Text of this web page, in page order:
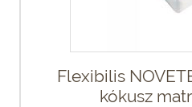
Flexibilis
kókusz